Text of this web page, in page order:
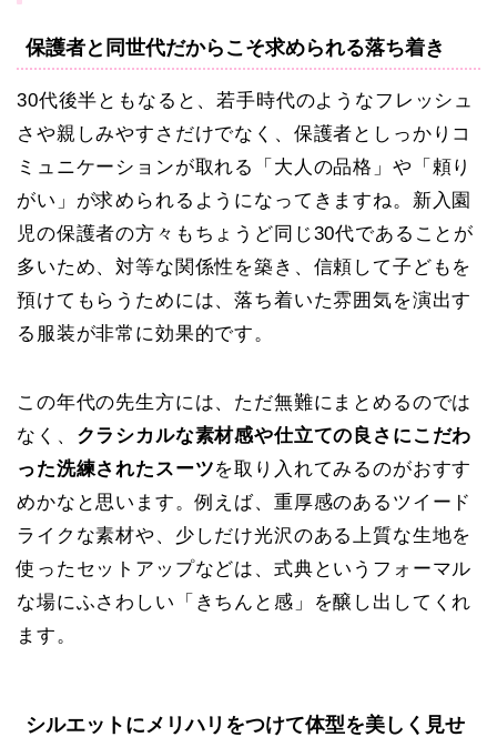
保護者と同世代だからこそ求められる落ち着き
30代後半ともなると、若手時代のようなフレッシュ
さや親しみやすさだけでなく、保護者としっかりコ
ミュニケーションが取れる「大人の品格」や「頼り
がい」が求められるようになってきますね。新入園
児の保護者の方々もちょうど同じ30代であることが
多いため、対等な関係性を築き、信頼して子どもを
預けてもらうためには、落ち着いた雰囲気を演出す
る服装が非常に効果的です。
この年代の先生方には、ただ無難にまとめるのでは
なく、 クラシカルな素材感や仕立ての良さにこだわ
った洗練されたスーツを取り入れてみるのがおすす
めかなと思います。例えば、重厚感のあるツイード
ライクな素材や、少しだけ光沢のある上質な生地を
使ったセットアップなどは、式典というフォーマル
な場にふさわしい「きちんと感」を醸し出してくれ
ます。
シルエットにメリハリをつけて体型を美しく見せ